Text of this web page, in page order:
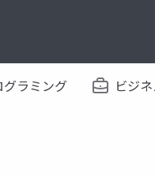
グラミング ビジ